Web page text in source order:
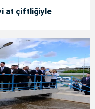
at çiftliğiyle